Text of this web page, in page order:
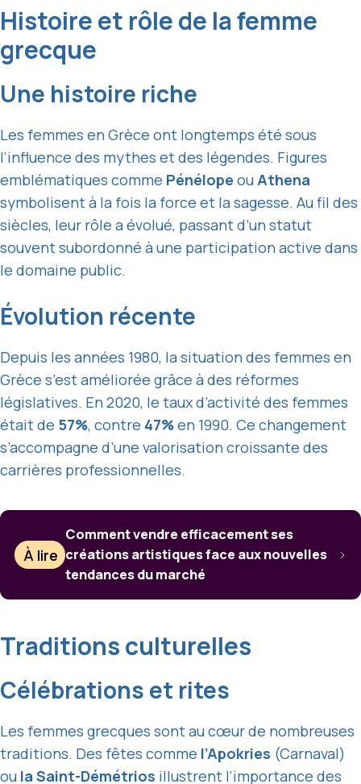
Histoire et rôle de la femme
grecque
Une histoire riche
Les femmes en Grèce ont longtemps été sous
l’influence des mythes et des légendes. Figures
emblématiques comme Pénélope ouAthena
symbolisent à la fois la force et la sagesse. Au fil des
siècles, leur rôle a évolué, passant d’un statut
souvent subordonné à une participation active dans
le domaine public.
Évolution récente
Depuis les années 1980, la situation des femmes en
Grèce s’est améliorée grâce à des réformes
législatives. En 2020, le taux d’activité des femmes
était de 57%, contre 47%en 1990. Ce changement
s’accompagne d’une valorisation croissante des
carrières professionnelles.
À lire
Comment vendre efficacement ses
créations artistiques face aux nouvelles
tendances du marché
Traditions culturelles
Célébrations et rites
Les femmes grecques sont au cœur de nombreuses
traditions. Des fêtes comme l’Apokries (Carnaval)
ou la Saint-Démétrios illustrent l’importance des